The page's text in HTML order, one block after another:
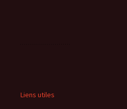
Liens utiles